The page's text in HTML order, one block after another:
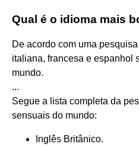
Qual é o idioma mais
De acordo com uma
italiana, francesa e espanhol
mundo.
...
Segue a lista completa da
sensuais do mundo:
Inglês Britânico.